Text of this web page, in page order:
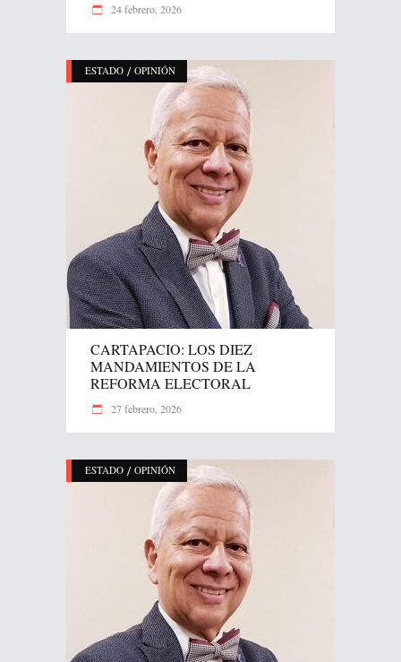
24 febrero, 2026
ESTADO / OPINIÓN
CARTAPACIO: LOS DIEZ
MANDAMIENTOS DE LA
REFORMA ELECTORAL
27 febrero, 2026
ESTADO / OPINIÓN